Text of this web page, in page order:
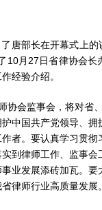
唐部长在开幕式上
月27日省律协会
经验介绍。
会监事会，将对省
中国共产党领导、
者。要认真学习贯
到律师工作、监事
业发展添砖加瓦。
律师行业高质量发展。